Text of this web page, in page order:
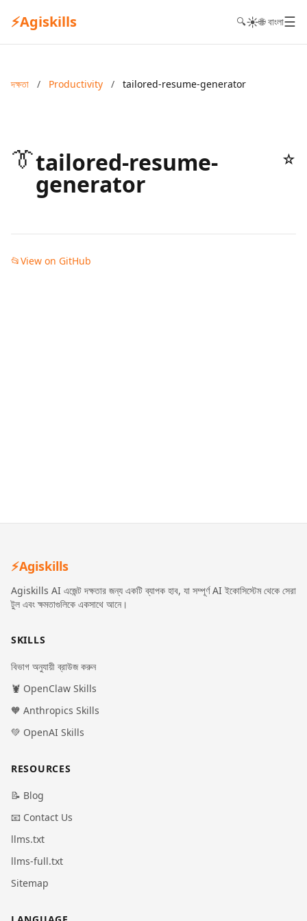
⚡Agiskills 🔍☀️🌐 বাংলা☰
দক্ষতা / Productivity / tailored-resume-generator
👔tailored-resume-
generator
☆
📂View on GitHub
⚡Agiskills
Agiskills AI এজেন্ট দক্ষতার জন্য একটি ব্যাপক হাব, যা সম্পূর্ণ AI ইকোসিস্টেম থেকে সেরা
টুল এবং ক্ষমতাগুলিকে একসাথে আনে।
SKILLS
বিভাগ অনুযায়ী ব্রাউজ করুন
🦞 OpenClaw Skills
🧡 Anthropics Skills
💚 OpenAI Skills
RESOURCES
📝 Blog
📧 Contact Us
llms.txt
llms-full.txt
Sitemap